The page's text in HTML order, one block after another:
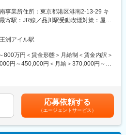
チームを構成し、チームで目標を
保ち、小さな単位で素早くリリースしフ
事の仕方を推進しています。また、スー
入しており、コアタイムのない柔軟な勤
バランスを大切にしながら働くことがで
ja/20250428_dx
「デジタル部門の役割や魅力」とは
た、顧客接点領域の「デジタル変革
す。
Agentforce）を活用したフロントオフ
支援業務領域（MS Copilot）にて、ベン
を活用した、SFA、生成AI等のアジャイ
進めており、これをリードいただける技
ョン）
ルス・アフター迄のプロセス改革・
事業所住所：東京都港区港南2-13-29 キ
寄駅：JR線／品川駅受動喫煙対策：屋内
社の定める事業所（リモートワーク含
洲アイル駅
800万円＜賃金形態＞月給制＜賃金内訳＞
円～450,000円＜月給＞370,000円～
を通じて上下する可能性があります。月
めた表記です。
応募依頼する
（エージェントサービス）